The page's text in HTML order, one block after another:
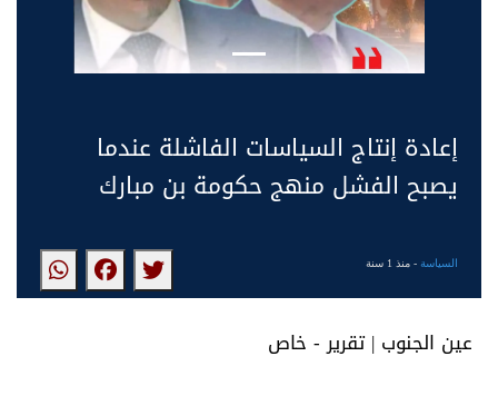
إعادة إنتاج السياسات الفاشلة عندما
يصبح الفشل منهج حكومة بن مبارك
السياسة- منذ 1 سنة
عين الجنوب | تقرير - خاص